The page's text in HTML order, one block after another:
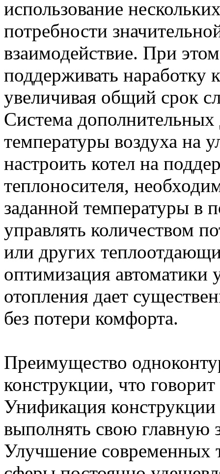
использование
потребности
взаимодействие. При
поддерживать наработку
увеличивая общий срок
Система дополнительных
температуры воздуха на
настроить котел на
теплоносителя,
заданной температуры в
управлять количеством
или других
оптимизация автоматики
отопления дает
без потери комфорта.
Преимущество
конструкции, что
Унификация
выполнять свою главную
Улучшение современных